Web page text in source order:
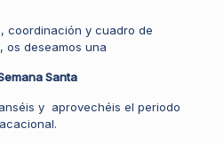
coordinación y cuadro de
, os deseamos una
Santa
y aprovechéis el periodo
.